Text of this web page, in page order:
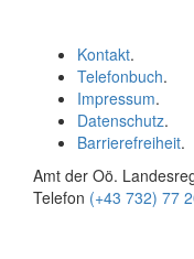
Kontakt.
Telefonbuch.
Impressum.
Datenschutz.
Barrierefreiheit.
Amt der Oö.
Telefon (+43 732) 77